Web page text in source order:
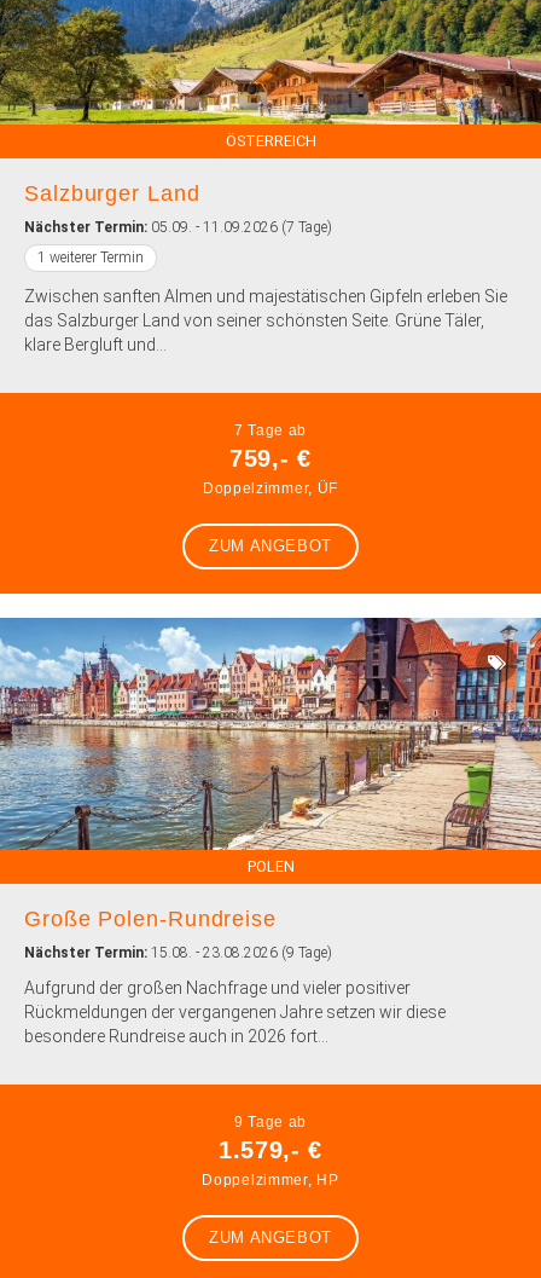
ÖSTERREICH
Salzburger Land
Nächster Termin: 05.09. - 11.09.2026 (7 Tage)
1 weiterer Termin
Zwischen sanften Almen und majestätischen Gipfeln erleben Sie
das Salzburger Land von seiner schönsten Seite. Grüne Täler,
klare Bergluft und...
7 Tage ab
759,- €
Doppelzimmer, ÜF
ZUM ANGEBOT
POLEN
Große Polen-Rundreise
Nächster Termin: 15.08. - 23.08.2026 (9 Tage)
Aufgrund der großen Nachfrage und vieler positiver
Rückmeldungen der vergangenen Jahre setzen wir diese
besondere Rundreise auch in 2026 fort...
9 Tage ab
1.579,- €
Doppelzimmer, HP
ZUM ANGEBOT